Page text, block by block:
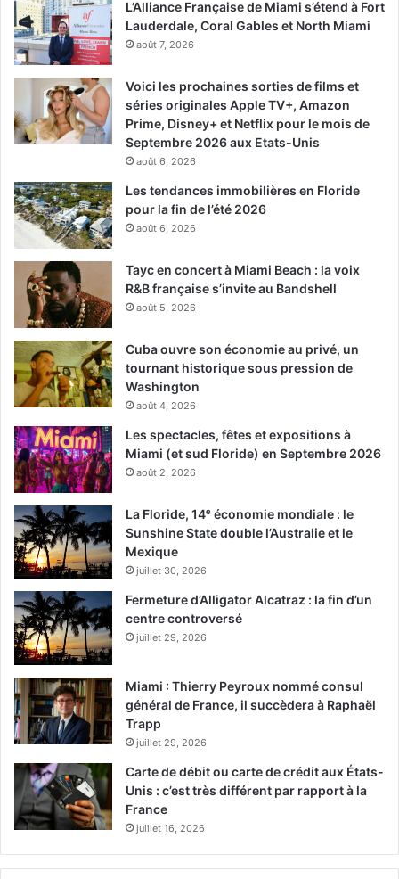
feu…
L’Alliance Française de Miami s’étend à Fort
Lauderdale, Coral Gables et North Miami
août 7, 2026
Voici les prochaines sorties de films et
séries originales Apple TV+, Amazon
Prime, Disney+ et Netflix pour le mois de
Septembre 2026 aux Etats-Unis
août 6, 2026
Les tendances immobilières en Floride
pour la fin de l’été 2026
août 6, 2026
Tayc en concert à Miami Beach : la voix
R&B française s’invite au Bandshell
août 5, 2026
Cuba ouvre son économie au privé, un
tournant historique sous pression de
Washington
août 4, 2026
Les spectacles, fêtes et expositions à
Miami (et sud Floride) en Septembre 2026
août 2, 2026
La Floride, 14ᵉ économie mondiale : le
Sunshine State double l’Australie et le
Mexique
juillet 30, 2026
Fermeture d’Alligator Alcatraz : la fin d’un
centre controversé
juillet 29, 2026
Miami : Thierry Peyroux nommé consul
général de France, il succèdera à Raphaël
Trapp
juillet 29, 2026
Carte de débit ou carte de crédit aux États-
Unis : c’est très différent par rapport à la
France
juillet 16, 2026